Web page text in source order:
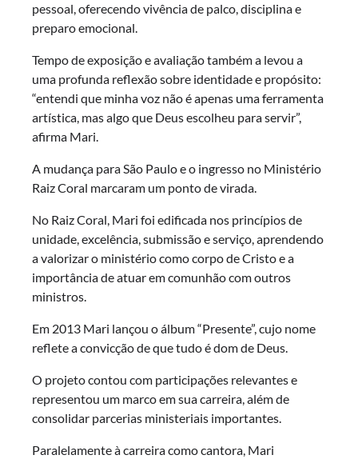
pessoal, oferecendo vivência de palco, disciplina e
preparo emocional.
Tempo de exposição e avaliação também a levou a
uma profunda reflexão sobre identidade e propósito:
“entendi que minha voz não é apenas uma ferramenta
artística, mas algo que Deus escolheu para servir”,
afirma Mari.
A mudança para São Paulo e o ingresso no Ministério
Raiz Coral marcaram um ponto de virada.
No Raiz Coral, Mari foi edificada nos princípios de
unidade, excelência, submissão e serviço, aprendendo
a valorizar o ministério como corpo de Cristo e a
importância de atuar em comunhão com outros
ministros.
Em 2013 Mari lançou o álbum “Presente”, cujo nome
reflete a convicção de que tudo é dom de Deus.
O projeto contou com participações relevantes e
representou um marco em sua carreira, além de
consolidar parcerias ministeriais importantes.
Paralelamente à carreira como cantora, Mari